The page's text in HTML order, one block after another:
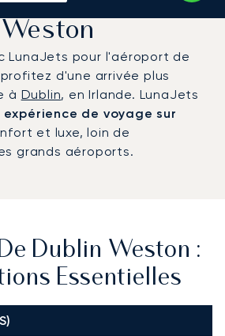
Weston
LunaJets pour l'aéroport de
d'une arrivée plus
à Dublin, en Irlande. LunaJets
expérience de voyage sur
et luxe, loin de
grands aéroports.
Dublin Weston :
Essentielles